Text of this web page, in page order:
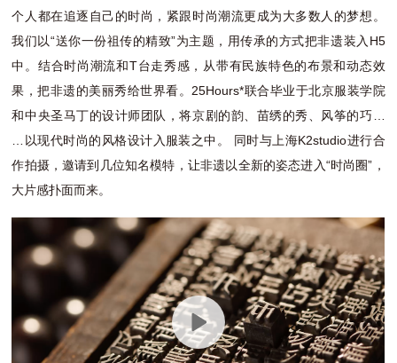
个人都在追逐自己的时尚，紧跟时尚潮流更成为大多数人的梦想。
我们以“送你一份祖传的精致”为主题，用传承的方式把非遗装入H5
中。结合时尚潮流和T台走秀感，从带有民族特色的布景和动态效
果，把非遗的美丽秀给世界看。25Hours*联合毕业于北京服装学院
和中央圣马丁的设计师团队，将京剧的韵、苗绣的秀、风筝的巧…
…以现代时尚的风格设计入服装之中。 同时与上海K2studio进行合
作拍摄，邀请到几位知名模特，让非遗以全新的姿态进入“时尚圈”，
大片感扑面而来。